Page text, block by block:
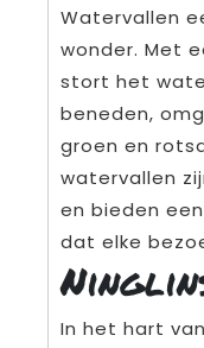
Watervallen
wonder. Met
stort het
beneden,
groen en
watervallen
en bieden
dat elke
In het hart